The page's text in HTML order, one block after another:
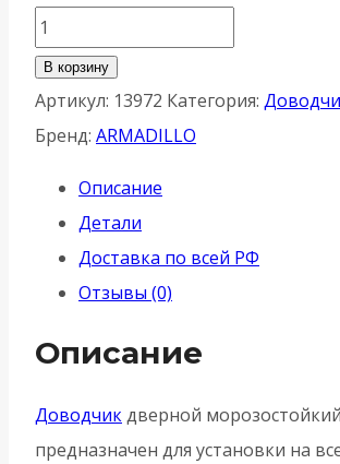
Количество
товара
Доводчик
Armadillo
дверной
морозостойкий
LY3000
(LY3)
Al
кг
-
В корзину
Артикул: 13972 Категория:
Бренд: ARMADILLO
Описание
Детали
Доставка по всей РФ
Отзывы (0)
Описание
Доводчикдверной
предназначен для установки на